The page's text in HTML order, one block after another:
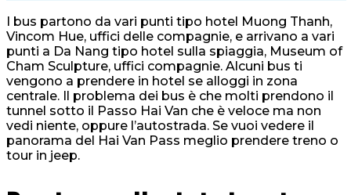
I bus partono da vari punti tipo hotel Muong Thanh,
Vincom Hue, uffici delle compagnie, e arrivano a vari
punti a Da Nang tipo hotel sulla spiaggia, Museum of
Cham Sculpture, uffici compagnie. Alcuni bus ti
vengono a prendere in hotel se alloggi in zona
centrale. Il problema dei bus è che molti prendono il
tunnel sotto il Passo Hai Van che è veloce ma non
vedi niente, oppure l’autostrada. Se vuoi vedere il
panorama del Hai Van Pass meglio prendere treno o
tour in jeep.